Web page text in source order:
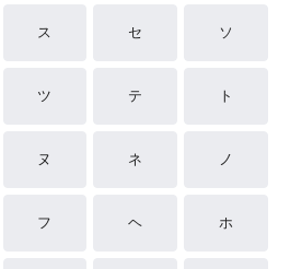
ス セ ソ
ツ テ ト
ヌ ネ ノ
フ ヘ ホ